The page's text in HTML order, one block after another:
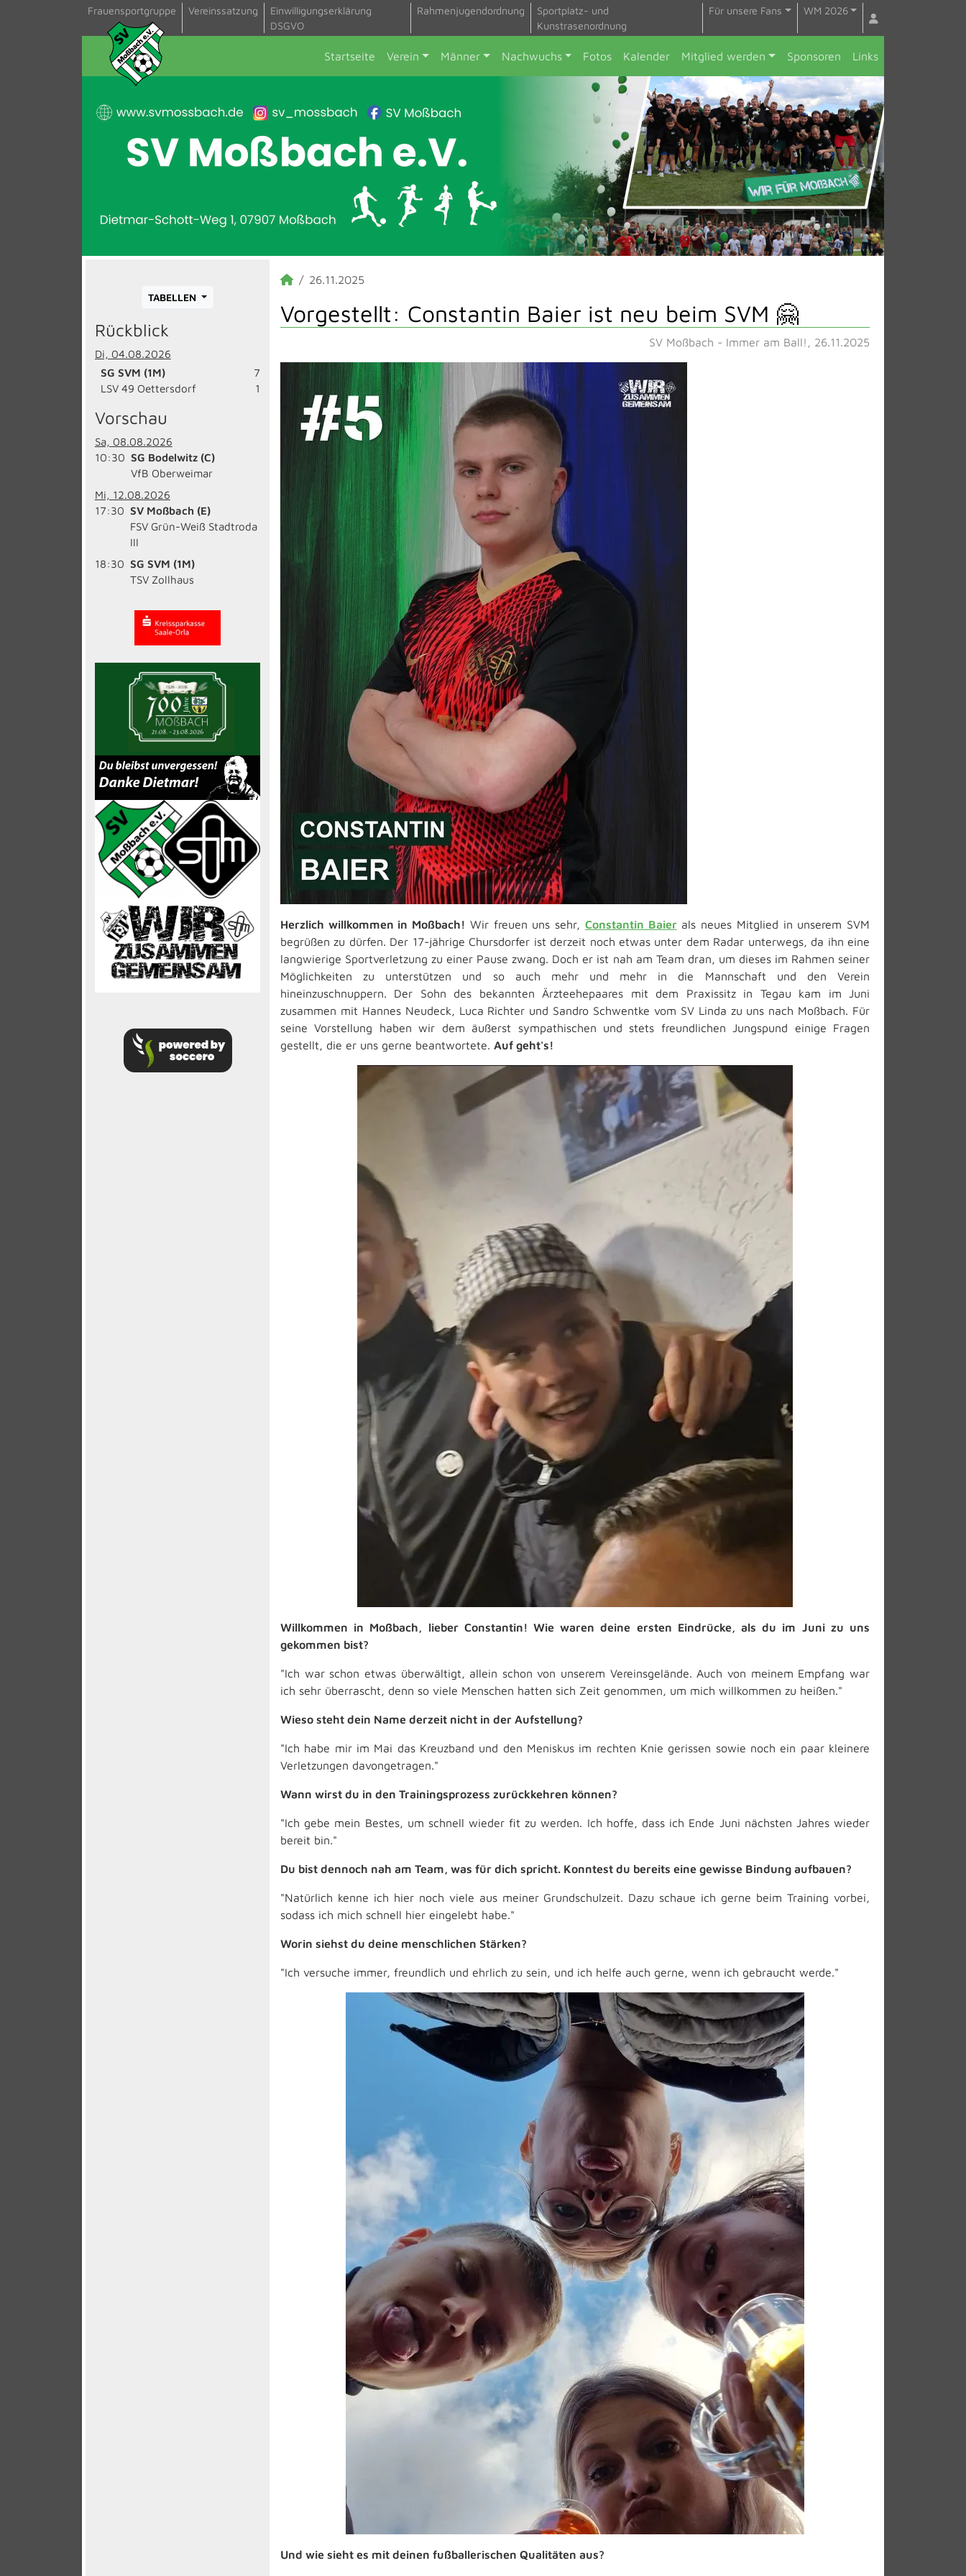
Frauensportgruppe Vereinssatzung
Einwilligungserklärung
DSGVO
Rahmenjugendordnung
Sportplatz- und
Kunstrasenordnung
Für unsere Fans WM 2026
Startseite Verein Männer Nachwuchs Fotos Kalender Mitglied werden Sponsoren Links
TABELLEN
Rückblick
Di, 04.08.2026
SG SVM (1M)
7
LSV 49 Oettersdorf
1
Vorschau
Sa, 08.08.2026
10:30 SG Bodelwitz (C)
VfB Oberweimar
Mi, 12.08.2026
17:30 SV Moßbach (E)
FSV Grün-Weiß Stadtroda
III
18:30 SG SVM (1M)
TSV Zollhaus
26.11.2025
Vorgestellt: Constantin Baier ist neu beim SVM 🤗
SV Moßbach - Immer am Ball!, 26.11.2025
Herzlich willkommen in Moßbach! Wir freuen uns sehr, Constantin Baierals neues Mitglied in unserem SVM
begrüßen zu dürfen. Der 17-jährige Chursdorfer ist derzeit noch etwas unter dem Radar unterwegs, da ihn eine
langwierige Sportverletzung zu einer Pause zwang. Doch er ist nah am Team dran, um dieses im Rahmen seiner
Möglichkeiten zu unterstützen und so auch mehr und mehr in die Mannschaft und den Verein
hineinzuschnuppern. Der Sohn des bekannten Ärzteehepaares mit dem Praxissitz in Tegau kam im Juni
zusammen mit Hannes Neudeck, Luca Richter und Sandro Schwentke vom SV Linda zu uns nach Moßbach. Für
seine Vorstellung haben wir dem äußerst sympathischen und stets freundlichen Jungspund einige Fragen
gestellt, die er uns gerne beantwortete. Auf geht's!
Willkommen in Moßbach, lieber Constantin! Wie waren deine ersten Eindrücke, als du im Juni zu uns
gekommen bist?
"Ich war schon etwas überwältigt, allein schon von unserem Vereinsgelände. Auch von meinem Empfang war
ich sehr überrascht, denn so viele Menschen hatten sich Zeit genommen, um mich willkommen zu heißen."
Wieso steht dein Name derzeit nicht in der Aufstellung?
"Ich habe mir im Mai das Kreuzband und den Meniskus im rechten Knie gerissen sowie noch ein paar kleinere
Verletzungen davongetragen."
Wann wirst du in den Trainingsprozess zurückkehren können?
"Ich gebe mein Bestes, um schnell wieder fit zu werden. Ich hoffe, dass ich Ende Juni nächsten Jahres wieder
bereit bin."
Du bist dennoch nah am Team, was für dich spricht. Konntest du bereits eine gewisse Bindung aufbauen?
"Natürlich kenne ich hier noch viele aus meiner Grundschulzeit. Dazu schaue ich gerne beim Training vorbei,
sodass ich mich schnell hier eingelebt habe."
Worin siehst du deine menschlichen Stärken?
"Ich versuche immer, freundlich und ehrlich zu sein, und ich helfe auch gerne, wenn ich gebraucht werde."
Und wie sieht es mit deinen fußballerischen Qualitäten aus?